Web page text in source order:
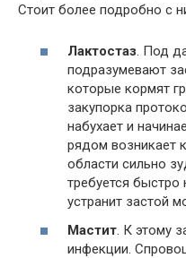
Стоит более подробно с
Лактостаз. Под
подразумевают
которые кормят
закупорка
набухает и
рядом возникает
области сильно
требуется быстро
устранит застой
Мастит. К этому
инфекции.